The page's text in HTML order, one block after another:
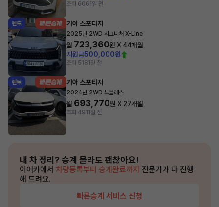
조회 6061일 전
렌트 기아 스포티지
2025년·2WD 시그니처 X-Line
월 723,360원 X44개월
지원금500,000원
조회 5181일 전
렌트 기아 스포티지
2024년·2WD 노블레스
월 693,770원 X 27개월
조회 491 1일 전
내 차 정리? 승계 몰라도 괜찮아요!
이어카에서 차량등록부터 승계완료까지 전문가가 다 진행
해 드려요.
빠른승계 서비스 신청